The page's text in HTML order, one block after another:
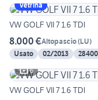
Vetrina
VW GOLF VII 7 1.6 TDI
8.000 €Altopascio(LU)
Usato
02/2013
6
VW GOLF VII 7 1.6 TDI